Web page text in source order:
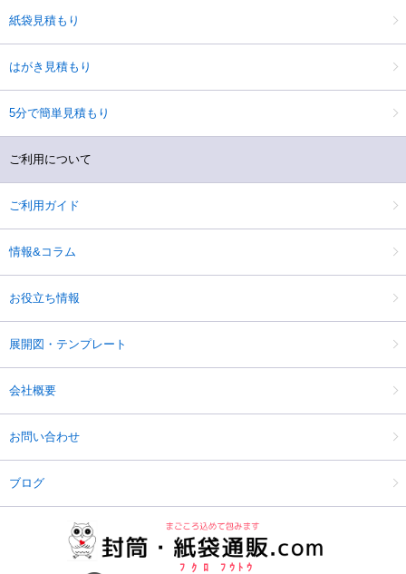
紙袋見積もり
はがき見積もり
5分で簡単見積もり
ご利用について
ご利用ガイド
情報&コラム
お役立ち情報
展開図・テンプレート
会社概要
お問い合わせ
ブログ
ﾌｸﾛ ﾌｳﾄｳ